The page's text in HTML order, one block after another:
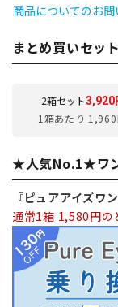
商品についてのお問
まとめ買いセット
2箱セット3,920
1箱あたり
★人気No.1★ワ
『ピュアアイズワ
通常1箱 1,580円の